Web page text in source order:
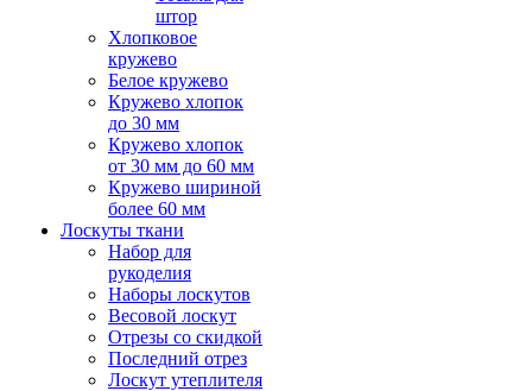
штор
Хлопковое
кружево
Белое кружево
Кружево хлопок
до 30 мм
Кружево хлопок
от 30 мм до 60 мм
Кружево шириной
более 60 мм
Лоскуты ткани
Набор для
рукоделия
Наборы лоскутов
Весовой лоскут
Отрезы со скидкой
Последний отрез
Лоскут утеплителя